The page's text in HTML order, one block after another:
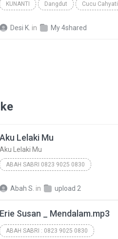
KUNANTI Dangdut Cucu Cahyati
Desi K. in My 4shared
Aku Lelaki Mu
Aku Lelaki Mu
ABAH SABRI 0823 9025 0830
Abah S. in upload 2
Erie Susan _ Mendalam.mp3
ABAH SABRI : 0823 9025 0830